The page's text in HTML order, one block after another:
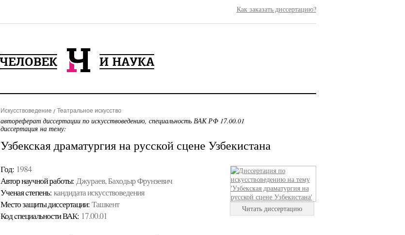
Как заказать диссертацию?
Искусствоведение Театральное искусство
автореферат диссертации по искусствоведению, специальность ВАК РФ 17.00.01
диссертация на тему:
Узбекская драматургия на русской сцене Узбекистана
Год: 1984
Автор научной работы: Джураев, Баходыр Фрунзевич
Ученая cтепень: кандидата искусствоведения
Место защиты диссертации: Ташкент
Код cпециальности ВАК: 17.00.01
Читать диссертацию